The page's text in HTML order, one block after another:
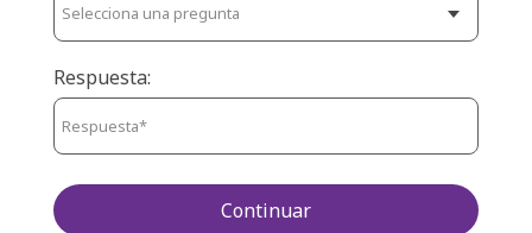
Respuesta:
Continuar